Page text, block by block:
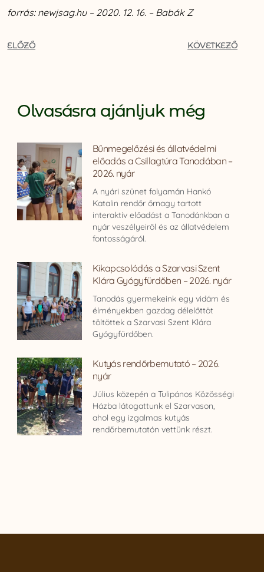
forrás: newjsag.hu – 2020. 12. 16. – Babák Z
ELŐZŐ KÖVETKEZŐ
Olvasásra ajánljuk még
Bűnmegelőzési és állatvédelmi
előadás a Csillagtúra Tanodában –
2026. nyár
A nyári szünet folyamán Hankó
Katalin rendőr őrnagy tartott
interaktív előadást a Tanodánkban a
nyár veszélyeiről és az állatvédelem
fontosságáról.
Kikapcsolódás a Szarvasi Szent
Klára Gyógyfürdőben – 2026. nyár
Tanodás gyermekeink egy vidám és
élményekben gazdag délelőttöt
töltöttek a Szarvasi Szent Klára
Gyógyfürdőben.
Kutyás rendőrbemutató – 2026.
nyár
Július közepén a Tulipános Közösségi
Házba látogattunk el Szarvason,
ahol egy izgalmas kutyás
rendőrbemutatón vettünk részt.